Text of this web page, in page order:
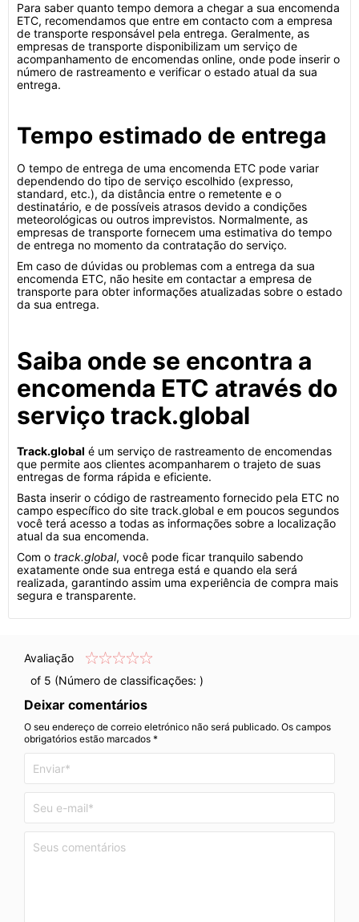
Para saber quanto tempo demora a chegar a sua encomenda
ETC, recomendamos que entre em contacto com a empresa
de transporte responsável pela entrega. Geralmente, as
empresas de transporte disponibilizam um serviço de
acompanhamento de encomendas online, onde pode inserir o
número de rastreamento e verificar o estado atual da sua
entrega.
Tempo estimado de entrega
O tempo de entrega de uma encomenda ETC pode variar
dependendo do tipo de serviço escolhido (expresso,
standard, etc.), da distância entre o remetente e o
destinatário, e de possíveis atrasos devido a condições
meteorológicas ou outros imprevistos. Normalmente, as
empresas de transporte fornecem uma estimativa do tempo
de entrega no momento da contratação do serviço.
Em caso de dúvidas ou problemas com a entrega da sua
encomenda ETC, não hesite em contactar a empresa de
transporte para obter informações atualizadas sobre o estado
da sua entrega.
Saiba onde se encontra a
encomenda ETC através do
serviço track.global
Track.global é um serviço de rastreamento de encomendas
que permite aos clientes acompanharem o trajeto de suas
entregas de forma rápida e eficiente.
Basta inserir o código de rastreamento fornecido pela ETC no
campo específico do site track.global e em poucos segundos
você terá acesso a todas as informações sobre a localização
atual da sua encomenda.
Com o track.global, você pode ficar tranquilo sabendo
exatamente onde sua entrega está e quando ela será
realizada, garantindo assim uma experiência de compra mais
segura e transparente.
Avaliação
of 5 (Número de classificações: )
Deixar comentários
O seu endereço de correio eletrónico não será publicado. Os campos
obrigatórios estão marcados *